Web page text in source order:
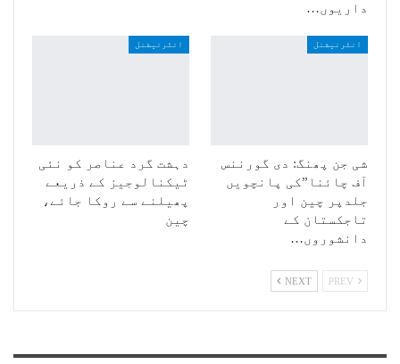
داریوں…
انٹرنیشنل
شی جن پھنگ: دی گورننس
آف چائنا”کی پانچویں
جلدپر چین اور
تاجکستان کے
دانشوروں…
انٹرنیشنل
دہشت گرد عناصر کو نئی
ٹیکنالوجیز کے ذریعے
پھیلنے سے روکا جائے،
چین
NEXT